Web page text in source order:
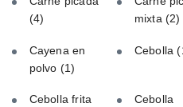
(4)
mixta (2)
Cayena en
polvo (1)
Cebolla
Cebolla frita
Cebolla